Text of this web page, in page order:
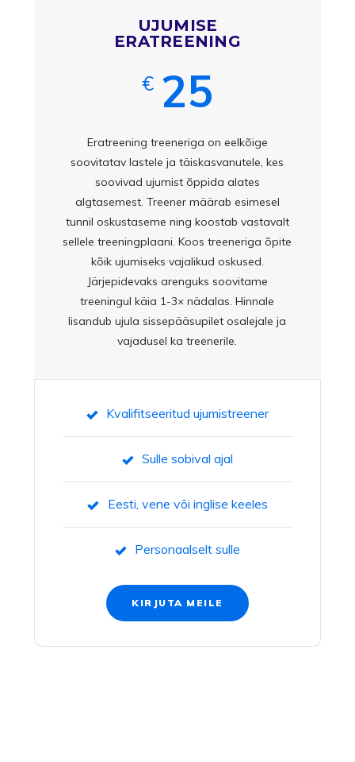
UJUMISE
ERATREENING
€ 25
Eratreening treeneriga on eelkõige
soovitatav lastele ja täiskasvanutele, kes
soovivad ujumist õppida alates
algtasemest. Treener määrab esimesel
tunnil oskustaseme ning koostab vastavalt
sellele treeningplaani. Koos treeneriga õpite
kõik ujumiseks vajalikud oskused.
Järjepidevaks arenguks soovitame
treeningul käia 1-3× nädalas. Hinnale
lisandub ujula sissepääsupilet osalejale ja
vajadusel ka treenerile.
Kvalifitseeritud ujumistreener
Sulle sobival ajal
Eesti, vene või inglise keeles
Personaalselt sulle
KIRJUTA MEILE